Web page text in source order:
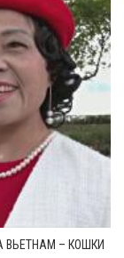
ВЬЕТНАМ – КОШКИ